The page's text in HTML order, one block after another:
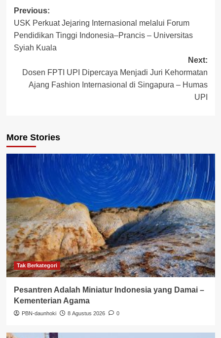
Post
navigation
Previous:
USK Perkuat Jejaring Internasional melalui Forum
Pendidikan Tinggi Indonesia–Prancis – Universitas
Syiah Kuala
Next:
Dosen FPTI UPI Dipercaya Menjadi Juri Kehormatan
Ajang Fashion Internasional di Singapura – Humas
UPI
More Stories
Tak Berkategori
Pesantren Adalah Miniatur Indonesia yang Damai –
Kementerian Agama
PBN-daunhoki 8 Agustus 2026 0